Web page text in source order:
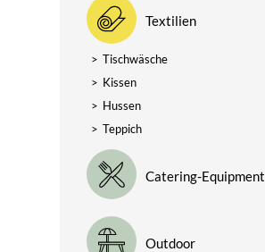
Textilien
> Tischwäsche
> Kissen
> Hussen
> Teppich
Catering-Equipment
Outdoor